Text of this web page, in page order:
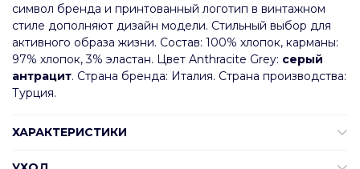
символ бренда и принтованный логотип в винтажном
стиле дополняют дизайн модели. Стильный выбор для
активного образа жизни. Состав: 100% хлопок, карманы:
97% хлопок, 3% эластан. Цвет Anthracite Grey: серый
антрацит. Страна бренда: Италия. Страна производства:
Турция.
ХАРАКТЕРИСТИКИ